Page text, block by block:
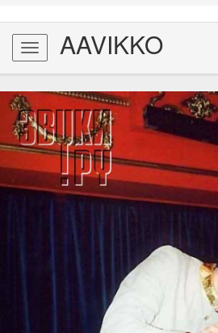
Toggle
navigation
AAVIKKO
Previous